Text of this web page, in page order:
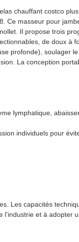
chauffant costco plus
Ce masseur pour
Il propose trois
de doux à
profonde), soulager
La conception
lymphatique,
individuels pour
Les capacités
et à adopter